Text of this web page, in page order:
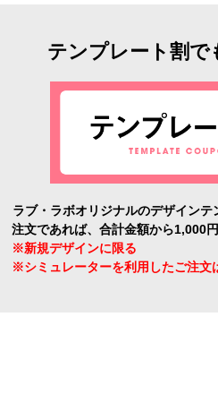
テンプレート割で
ラブ・ラボオリジナルのデザイン
注文であれば、合計金額から1,000円
※新規デザインに限る
※シミュレーターを利用したご注文